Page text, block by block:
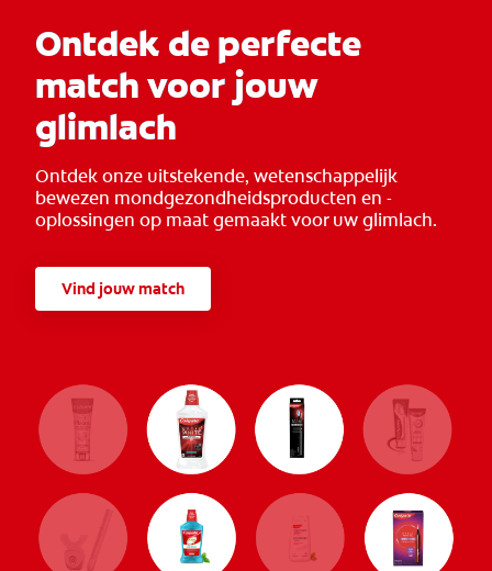
Ontdek de perfecte
match voor jouw
glimlach
Ontdek onze uitstekende, wetenschappelijk
bewezen mondgezondheidsproducten en -
oplossingen op maat gemaakt voor uw glimlach.
Vind jouw match